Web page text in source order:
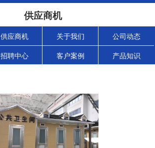
供应商机
供应商机 关于我们 公司动态
招聘中心 客户案例 产品知识